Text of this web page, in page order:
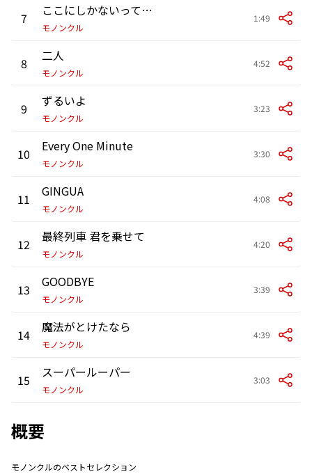
7 ここにしかないって言って
モノンクル
1:49
8 二人
モノンクル
4:52
9 ずるいよ
モノンクル
3:23
10 Every One Minute
モノンクル
3:30
11 GINGUA
モノンクル
4:08
12 最終列車 君を乗せて
モノンクル
4:20
13 GOODBYE
モノンクル
3:39
14 魔法がとけたなら
モノンクル
4:39
15 スーパールーパー
モノンクル
3:03
概要
モノンクルのベストセレクション